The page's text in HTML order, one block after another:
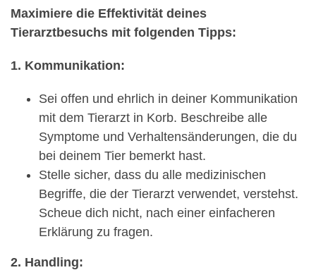
Maximiere die Effektivität deines
Tierarztbesuchs mit folgenden Tipps:
1. Kommunikation:
Sei offen und ehrlich in deiner Kommunikation
mit dem Tierarzt in Korb. Beschreibe alle
Symptome und Verhaltensänderungen, die du
bei deinem Tier bemerkt hast.
Stelle sicher, dass du alle medizinischen
Begriffe, die der Tierarzt verwendet, verstehst.
Scheue dich nicht, nach einer einfacheren
Erklärung zu fragen.
2. Handling: